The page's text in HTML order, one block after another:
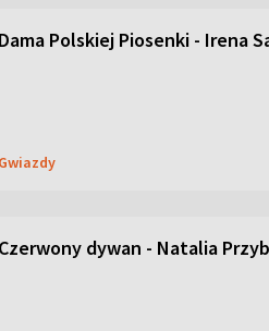
Dama Polskiej Piosenki - Irena
Gwiazdy
Czerwony dywan - Natalia